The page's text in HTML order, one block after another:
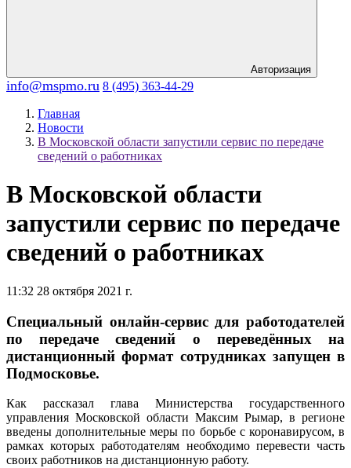
Авторизация
info@mspmo.ru 8 (495) 363-44-29
Главная
Новости
В Московской области запустили сервис по передаче
сведений о работниках
В Московской области
запустили сервис по передаче
сведений о работниках
11:32 28 октября 2021 г.
Специальный онлайн-сервис для работодателей
по передаче сведений о переведённых на
дистанционный формат сотрудниках запущен в
Подмосковье.
Как рассказал глава Министерства государственного
управления Московской области Максим Рымар, в регионе
введены дополнительные меры по борьбе с коронавирусом, в
рамках которых работодателям необходимо перевести часть
своих работников на дистанционную работу.